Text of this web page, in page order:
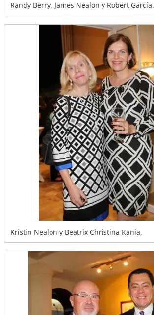
Randy Berry, James Nealon y Robert García.
Kristin Nealon y Beatrix Christina Kania.